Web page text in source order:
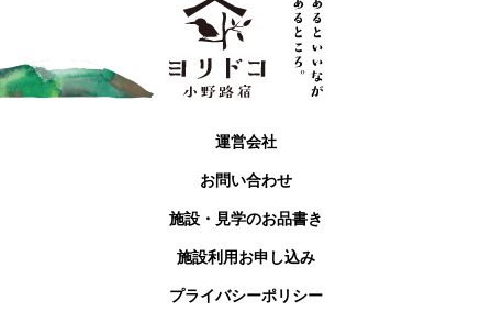
運営会社
お問い合わせ
施設・見学のお品書き
施設利用お申し込み
プライバシーポリシー